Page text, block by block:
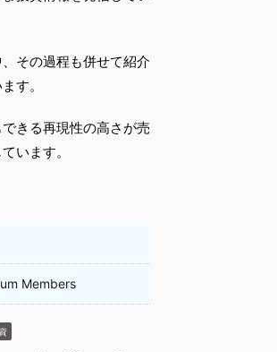
その過程も併せて紹介
す。
きる再現性の高さが売
います。
Members